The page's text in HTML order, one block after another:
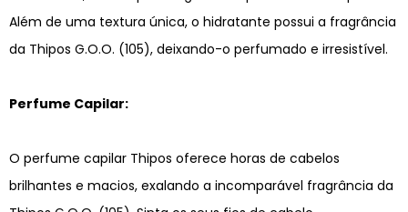
Além de uma textura única, o hidratante possui a fragrância
da Thipos G.O.O. (105), deixando-o perfumado e irresistível.
Perfume Capilar:
O perfume capilar Thipos oferece horas de cabelos
brilhantes e macios, exalando a incomparável fragrância da